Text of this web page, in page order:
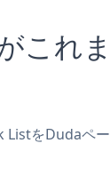
れ
をDudaペ